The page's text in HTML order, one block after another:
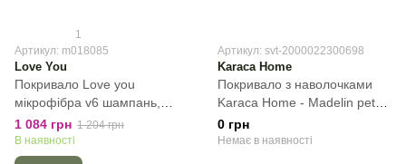
1
Артикул: m018085
Love You
Покривало Love you
мікрофібра v6 шампань,
Шампань, Полуторний,
150х200 см, Без наволочок
1 084 грн 1 204 грн
В наявності
Артикул: svt-2000022300698
Karaca Home
Покривало з наволочками
Karaca Home - Madelin petrol
петроль, Cиній, Євро,
200х220 см, 50х70см (2шт)
0 грн
Немає в наявності